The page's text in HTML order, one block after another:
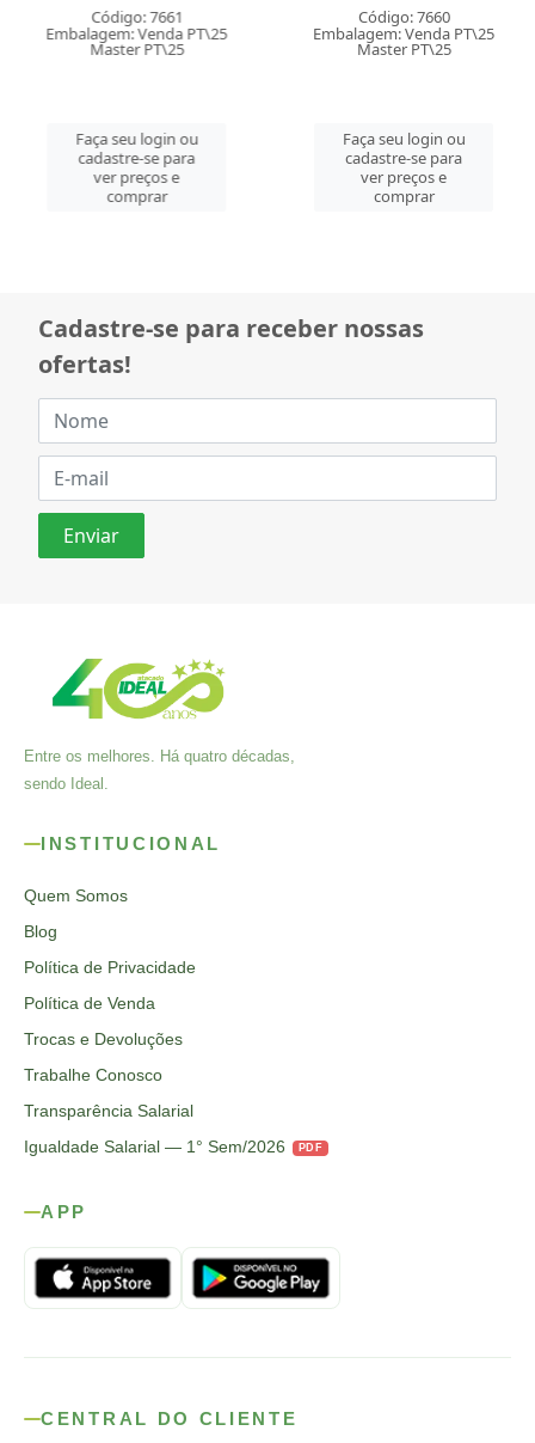
Código: 7661
Embalagem: Venda PT\25
Master PT\25
Faça seu login ou
cadastre-se para
ver preços e
comprar
Código: 7660
Embalagem: Venda PT\25
Master PT\25
Faça seu login ou
cadastre-se para
ver preços e
comprar
Cadastre-se para receber nossas
ofertas!
Entre os melhores. Há quatro décadas,
sendo Ideal.
INSTITUCIONAL
Quem Somos
Blog
Política de Privacidade
Política de Venda
Trocas e Devoluções
Trabalhe Conosco
Transparência Salarial
Igualdade Salarial — 1° Sem/2026
PDF
APP
CENTRAL DO CLIENTE